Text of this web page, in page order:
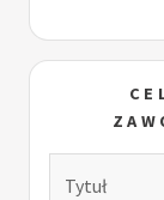
Tytuł